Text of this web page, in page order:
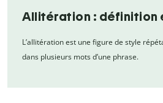
Allitération : définition
L’allitération est une figure de style
dans plusieurs mots d’une phrase.